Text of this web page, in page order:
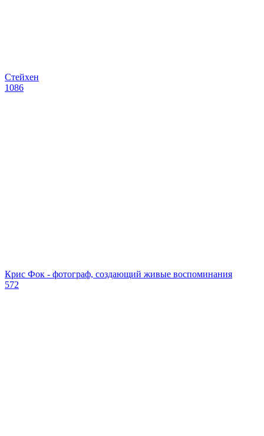
Стейхен
1086
Крис Фок - фотограф, создающий живые воспоминания
572